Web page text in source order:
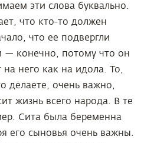
эти слова буквально.
что кто-то должен
что ее подвергли
— конечно, потому что он
него как на идола. То,
делаете, очень важно,
жизнь всего народа. В те
Сита была беременна
его сыновья очень важны.